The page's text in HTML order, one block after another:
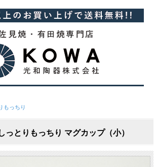
もっちり
っとりもっちり マグカップ（小）